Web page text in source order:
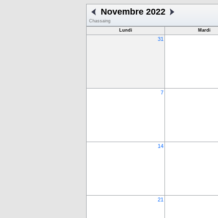
Novembre 2022
Chassaing
Lundi
Mardi
31
7
14
21